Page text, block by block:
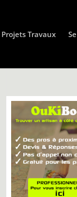
Projets Travaux